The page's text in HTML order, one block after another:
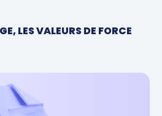
LES VALEURS DE FORCE